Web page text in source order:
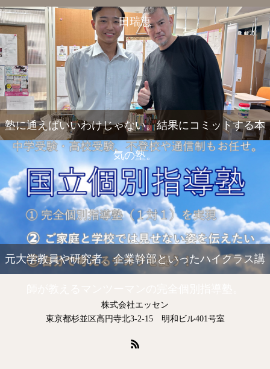
田瑞恵
塾に通えばいいわけじゃない。結果にコミットする本
気の塾。
元大学教員や研究者、企業幹部といったハイクラス講
株式会社エッセン
東京都杉並区高円寺北3-2-15 明和ビル401号室